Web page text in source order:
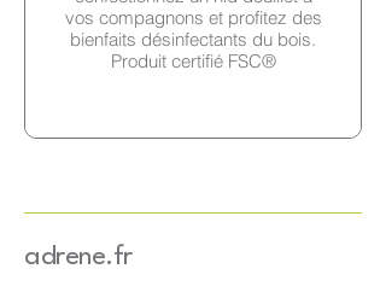
vos compagnons et profitez des
bienfaits désinfectants du bois.
Produit certifié FSC®
adrene.fr